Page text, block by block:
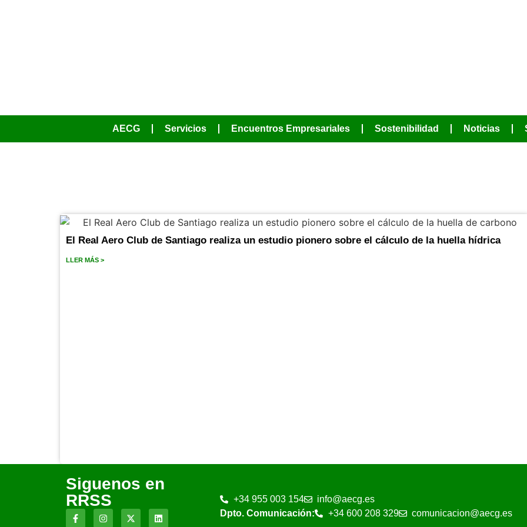
AECG Servicios Encuentros Empresariales Sostenibilidad Noticias
El Real Aero Club de Santiago realiza un estudio pionero sobre el cálculo de la huella hídrica
LLER MÁS >
Siguenos en
RRSS
+34 955 003 154
info@aecg.es
Dpto. Comunicación:
+34 600 208 329 comunicacion@aecg.es